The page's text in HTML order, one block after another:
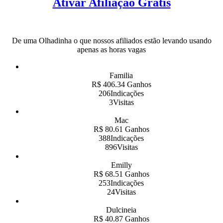
Ativar Afiliação Grátis
De uma Olhadinha o que nossos afiliados estão levando usando
apenas as horas vagas
Familia
R$ 406.34 Ganhos
206Indicações
3Visitas
Mac
R$ 80.61 Ganhos
388Indicações
896Visitas
Emilly
R$ 68.51 Ganhos
253Indicações
24Visitas
Dulcineia
R$ 40.87 Ganhos